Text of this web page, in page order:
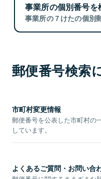
事業所の個別番号を
事業所の７けたの個別
郵便番号検索
市町村変更情報
郵便番号を公表した市町村の
しています。
よくあるご質問・お問い合